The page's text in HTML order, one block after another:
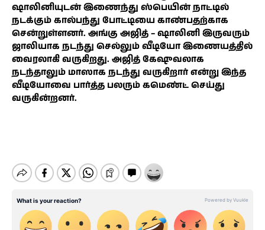
ஷாலினியுடன் இணைந்து ஸ்பெயின் நாட்டில்
நடக்கும் கால்பந்து போட்டியை காண்பதற்காக
சென்றுள்ளனர். அங்கு அஜித் – ஷாலினி இருவரும்
ஜாலியாக நடந்து செல்லும் வீடியோ இணையத்தில்
வைரலாகி வருகிறது. அஜித் கேஷுவலாக
நடந்தாலும் மாஸாக நடந்து வருகிறார் என்று இந்த
வீடியோவை பார்த்த பலரும் கமெண்ட் செய்து
வருகின்றனர்.